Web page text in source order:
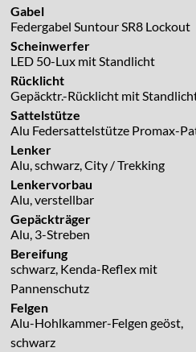
Gabel
Federgabel Suntour SR8 Lockout
Scheinwerfer
LED 50-Lux mit Standlicht
Rücklicht
Gepäcktr.-Rücklicht mit
Sattelstütze
Alu Federsattelstütze Promax-
Lenker
Alu, schwarz, City / Trekking
Lenkervorbau
Alu, verstellbar
Gepäckträger
Alu, 3-Streben
Bereifung
schwarz, Kenda-Reflex mit
Pannenschutz
Felgen
Alu-Hohlkammer-Felgen geöst,
schwarz